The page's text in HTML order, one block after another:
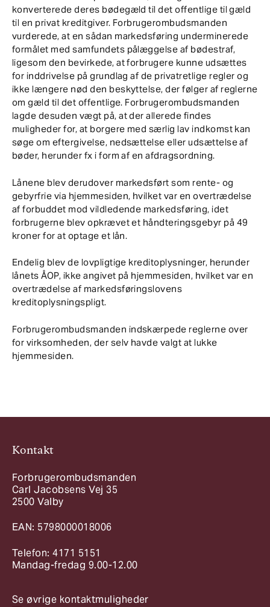
konverterede deres bødegæld til det offentlige til gæld
til en privat kreditgiver. Forbrugerombudsmanden
vurderede, at en sådan markedsføring underminerede
formålet med samfundets pålæggelse af bødestraf,
ligesom den bevirkede, at forbrugere kunne udsættes
for inddrivelse på grundlag af de privatretlige regler og
ikke længere nød den beskyttelse, der følger af reglerne
om gæld til det offentlige. Forbrugerombudsmanden
lagde desuden vægt på, at der allerede findes
muligheder for, at borgere med særlig lav indkomst kan
søge om eftergivelse, nedsættelse eller udsættelse af
bøder, herunder fx i form af en afdragsordning.
Lånene blev derudover markedsført som rente- og
gebyrfrie via hjemmesiden, hvilket var en overtrædelse
af forbuddet mod vildledende markedsføring, idet
forbrugerne blev opkrævet et håndteringsgebyr på 49
kroner for at optage et lån.
Endelig blev de lovpligtige kreditoplysninger, herunder
lånets ÅOP, ikke angivet på hjemmesiden, hvilket var en
overtrædelse af markedsføringslovens
kreditoplysningspligt.
Forbrugerombudsmanden indskærpede reglerne over
for virksomheden, der selv havde valgt at lukke
hjemmesiden.
Kontakt
Forbrugerombudsmanden
Carl Jacobsens Vej 35
2500 Valby
EAN: 5798000018006
Telefon: 4171 5151
Mandag-fredag 9.00-12.00
Se øvrige kontaktmuligheder